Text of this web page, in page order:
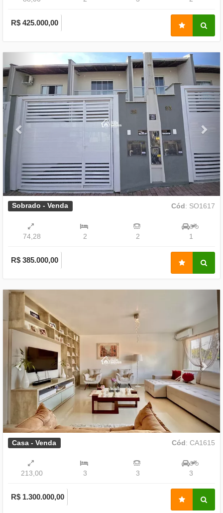
R$ 425.000,00
Sobrado - Venda Cód: SO1617
74,28 2 2 1
R$ 385.000,00
Previous
Casa - Venda Cód: CA1615
213,00 3 3 3
R$ 1.300.000,00